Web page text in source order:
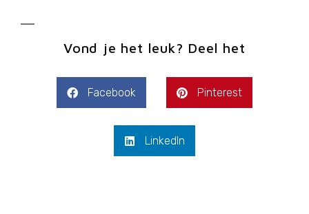
Vond je het leuk? Deel het
Facebook Pinterest
LinkedIn